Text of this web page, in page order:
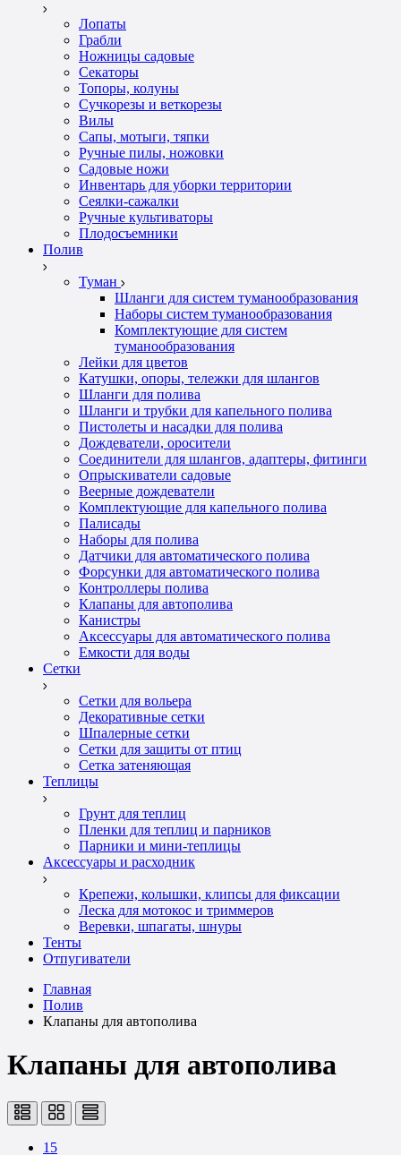
Лопаты
Грабли
Ножницы садовые
Секаторы
Топоры, колуны
Сучкорезы и веткорезы
Вилы
Сапы, мотыги, тяпки
Ручные пилы, ножовки
Садовые ножи
Инвентарь для уборки территории
Сеялки-сажалки
Ручные культиваторы
Плодосъемники
Полив
Туман
Шланги для систем туманообразования
Наборы систем туманообразования
Комплектующие для систем
туманообразования
Лейки для цветов
Катушки, опоры, тележки для шлангов
Шланги для полива
Шланги и трубки для капельного полива
Пистолеты и насадки для полива
Дождеватели, оросители
Соединители для шлангов, адаптеры, фитинги
Опрыскиватели садовые
Веерные дождеватели
Комплектующие для капельного полива
Палисады
Наборы для полива
Датчики для автоматического полива
Форсунки для автоматического полива
Контроллеры полива
Клапаны для автополива
Канистры
Аксессуары для автоматического полива
Емкости для воды
Сетки
Сетки для вольера
Декоративные сетки
Шпалерные сетки
Сетки для защиты от птиц
Сетка затеняющая
Теплицы
Грунт для теплиц
Пленки для теплиц и парников
Парники и мини-теплицы
Аксессуары и расходник
Крепежи, колышки, клипсы для фиксации
Леска для мотокос и триммеров
Веревки, шпагаты, шнуры
Тенты
Отпугиватели
Главная
Полив
Клапаны для автополива
Клапаны для автополива
15